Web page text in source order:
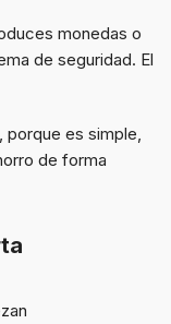
monedas o
de seguridad. El
, porque es simple,
de forma